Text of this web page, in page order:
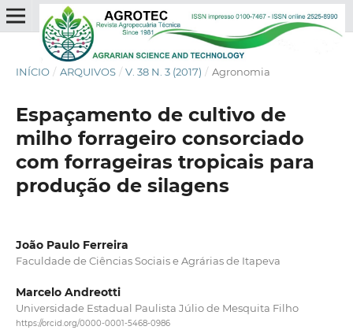
INÍCIO / ARQUIVOS / V. 38 N. 3 (2017) / Agronomia
Espaçamento de cultivo de
milho forrageiro consorciado
com forrageiras tropicais para
produção de silagens
João Paulo Ferreira
Faculdade de Ciências Sociais e Agrárias de Itapeva
Marcelo Andreotti
Universidade Estadual Paulista Júlio de Mesquita Filho
https://orcid.org/0000-0001-5468-0986